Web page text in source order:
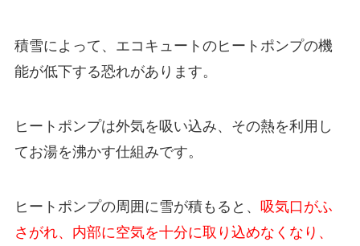
積雪によって、エコキュートのヒートポンプの機
能が低下する恐れがあります。
ヒートポンプは外気を吸い込み、その熱を利用し
てお湯を沸かす仕組みです。
ヒートポンプの周囲に雪が積もると、 吸気口がふ
さがれ、内部に空気を十分に取り込めなくなり、